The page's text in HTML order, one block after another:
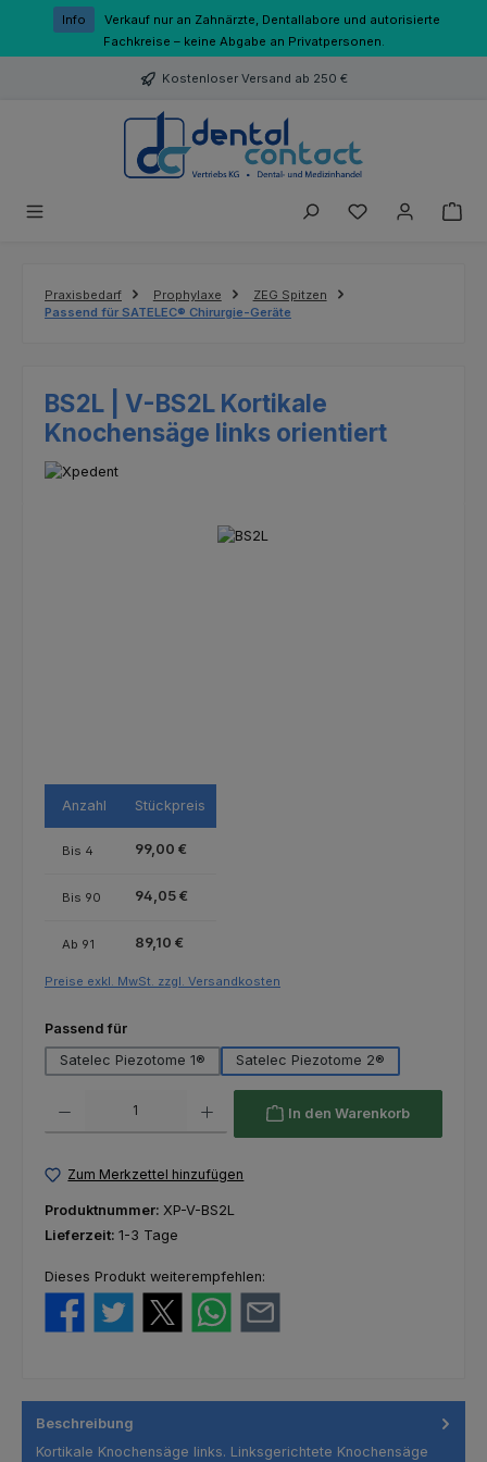
Zum Hauptinhalt springen
Info
Verkauf nur an Zahnärzte, Dentallabore und autorisierte
Fachkreise – keine Abgabe an Privatpersonen.
Kostenloser Versand ab 250 €
Du hast 0
Praxisbedarf Prophylaxe
ZEG Spitzen
Passend für SATELEC® Chirurgie-Geräte
BS2L | V-BS2L Kortikale
Knochensäge links orientiert
Anzahl Stückpreis
Bis 4 99,00 €
Bis 90 94,05 €
Ab 91 89,10 €
Preise exkl. MwSt. zzgl. Versandkosten
Passend fürauswählen
Satelec Piezotome 1®
Satelec Piezotome 2®
In den Warenkorb
Zum Merkzettel hinzufügen
Produktnummer: XP-V-BS2L
Lieferzeit: 1-3 Tage
Dieses Produkt weiterempfehlen:
Beschreibung
Kortikale Knochensäge links. Linksgerichtete Knochensäge